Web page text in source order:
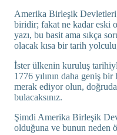
Amerika Birleşik
biridir; fakat ne kadar eski
yazı, bu basit ama sıkça
olacak kısa bir tarih
İster ülkenin kuruluş
1776 yılının daha geniş
merak ediyor olun,
bulacaksınız.
Şimdi Amerika Birleşik
olduğuna ve bunun neden